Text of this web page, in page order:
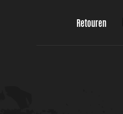
Retouren